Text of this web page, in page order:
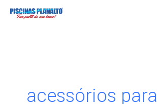
acessórios para